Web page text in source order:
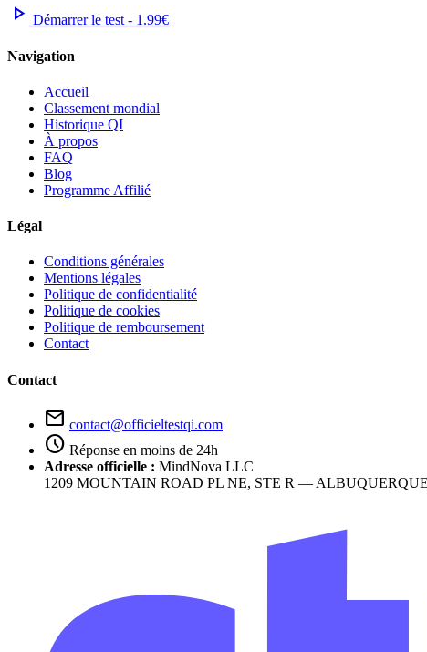
play_arrow Démarrer le test - 1.99€
Navigation
Accueil
Classement mondial
Historique QI
À propos
FAQ
Blog
Programme Affilié
Légal
Conditions générales
Mentions légales
Politique de confidentialité
Politique de cookies
Politique de remboursement
Contact
Contact
mail contact@officieltestqi.com
schedule Réponse en moins de 24h
Adresse officielle : MindNova LLC
1209 MOUNTAIN ROAD PL NE, STE R —